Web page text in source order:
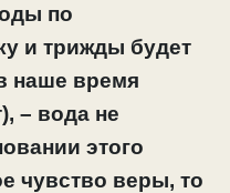
по
и трижды будет
наше время
– вода не
этого
чувство веры, то